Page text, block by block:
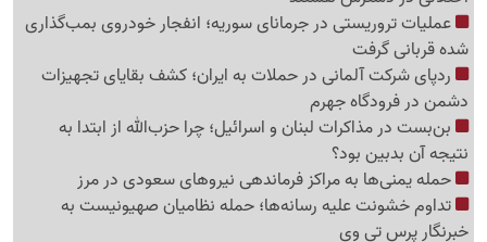
عملیات تروریستی در جرمانای سوریه؛ انفجار خودروی بمب‌گذاری
شده قربانی گرفت
ردپای شرکت آلمانی در حملات به ایران؛ کشف بقایای تجهیزات
دشمن در فرودگاه جهرم
بن‌بست در مذاکرات لبنان و اسرائیل؛ چرا حزب‌الله از ابتدا به
نتیجه آن بدبین بود؟
حمله یمنی‌ها به مراکز فرماندهی نیروهای سعودی در مرز
تداوم خشونت علیه رسانه‌ها؛ حمله نظامیان صهیونیست به
خبرنگار پرس تی وی